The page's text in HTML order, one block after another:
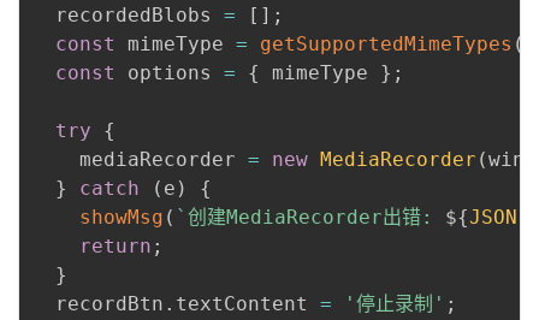
  recordedBlobs
= [ ] ;
const
mimeType = getSupportedMimeTypes (
const
options = { mimeType } ;
try
{
    mediaRecorder
= new MediaRecorder (
}
catch ( e )
{
showMsg ( ` 创建MediaRecorder出错: ${JSON
return ;
}
  recordBtn
. textContent = '停止录制' ;